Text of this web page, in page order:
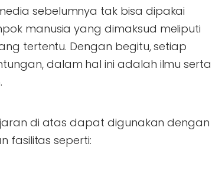
sebelumnya tak bisa dipakai
manusia yang dimaksud meliputi
tertentu. Dengan begitu, setiap
dalam hal ini adalah ilmu serta
di atas dapat digunakan dengan
fasilitas seperti: